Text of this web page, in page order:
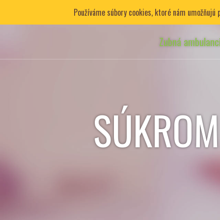
Používáme súbory cookies, ktoré nám
Zubná